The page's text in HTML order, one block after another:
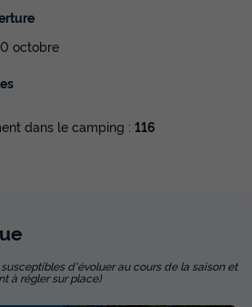
octobre
dans le camping : 116
d'évoluer au cours de la saison et
à régler sur place)